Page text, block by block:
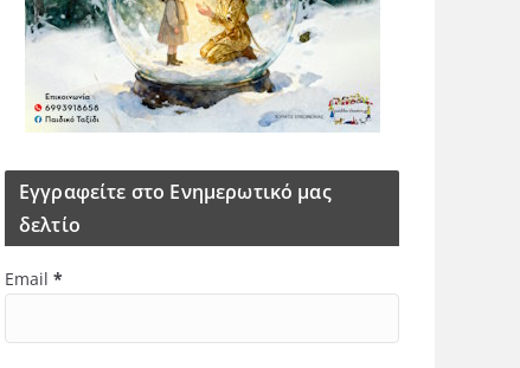
Εγγραφείτε στο Ενημερωτικό μας
δελτίο
Email *